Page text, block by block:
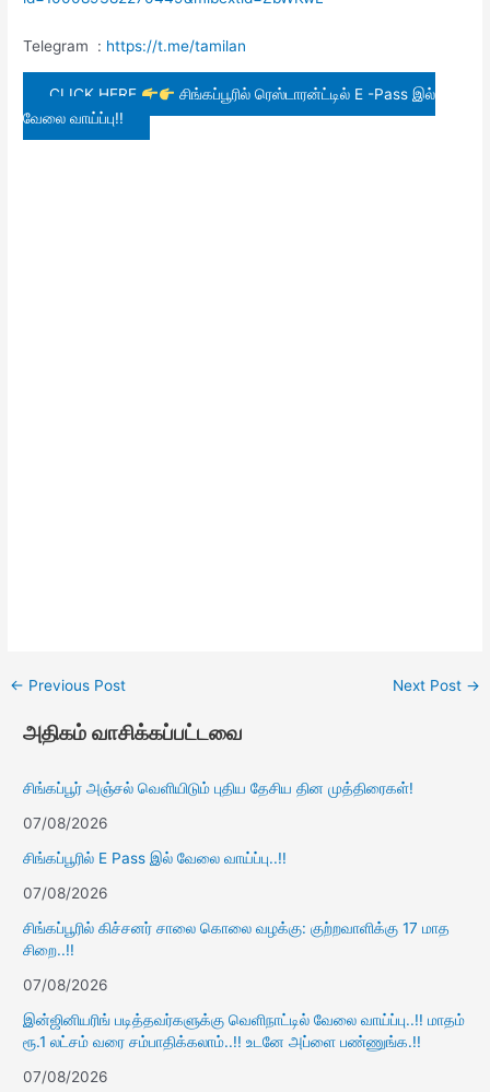
Telegram : https://t.me/tamilan
CLICK HERE
சிங்கப்பூரில் ரெஸ்டாரன்ட்டில் E -Pass இல்
வேலை வாய்ப்பு!!
← Previous Post Next Post →
அதிகம் வாசிக்கப்பட்டவை
சிங்கப்பூர் அஞ்சல் வெளியிடும் புதிய தேசிய தின முத்திரைகள்!
07/08/2026
சிங்கப்பூரில் E Pass இல் வேலை வாய்ப்பு..!!
07/08/2026
சிங்கப்பூரில் கிச்சனர் சாலை கொலை வழக்கு: குற்றவாளிக்கு 17 மாத
சிறை..!!
07/08/2026
இன்ஜினியரிங் படித்தவர்களுக்கு வெளிநாட்டில் வேலை வாய்ப்பு..!! மாதம்
ரூ.1 லட்சம் வரை சம்பாதிக்கலாம்..!! உடனே அப்ளை பண்ணுங்க.!!
07/08/2026